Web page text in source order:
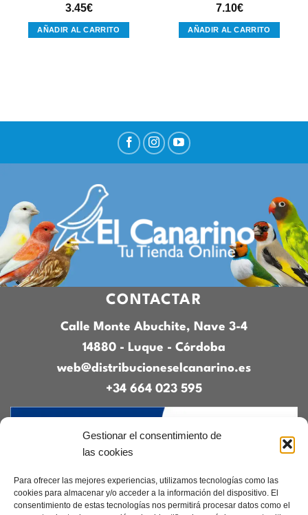
Gestionar el consentimiento de
las cookies
Para ofrecer las mejores experiencias, utilizamos tecnologías como las
cookies para almacenar y/o acceder a la información del dispositivo. El
consentimiento de estas tecnologías nos permitirá procesar datos como el
3.45€
AÑADIR AL CARRITO
7.10€
AÑADIR AL CARRITO
CONTACTAR
Calle Monte Abuchite, Nave 3-4
14880 - Luque - Córdoba
web@distribucioneselcanarino.es
+34 664 023 595
Contacto|Incidencias|Devoluciones|